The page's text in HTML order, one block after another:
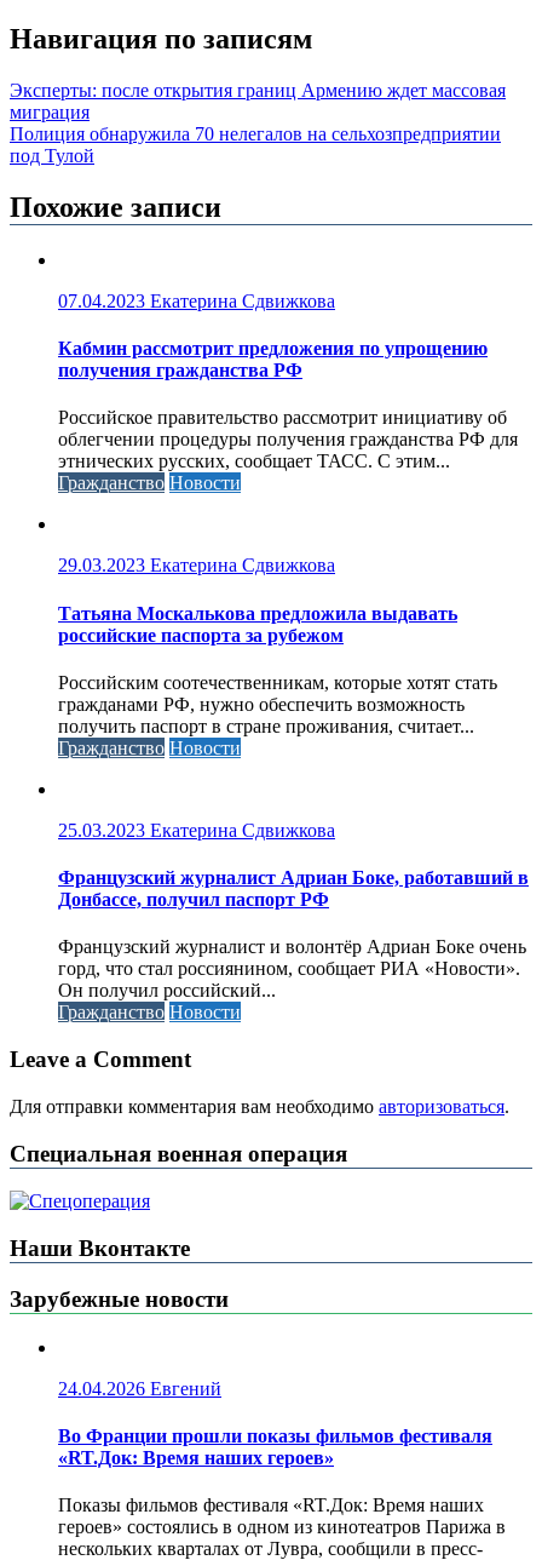
Навигация по записям
Эксперты: после открытия границ Армению ждет массовая
миграция
Полиция обнаружила 70 нелегалов на сельхозпредприятии
под Тулой
Похожие записи
07.04.2023 Екатерина Сдвижкова
Кабмин рассмотрит предложения по упрощению
получения гражданства РФ
Российское правительство рассмотрит инициативу об
облегчении процедуры получения гражданства РФ для
этнических русских, сообщает ТАСС. С этим...
Гражданство Новости
29.03.2023 Екатерина Сдвижкова
Татьяна Москалькова предложила выдавать
российские паспорта за рубежом
Российским соотечественникам, которые хотят стать
гражданами РФ, нужно обеспечить возможность
получить паспорт в стране проживания, считает...
Гражданство Новости
25.03.2023 Екатерина Сдвижкова
Французский журналист Адриан Боке, работавший в
Донбассе, получил паспорт РФ
Французский журналист и волонтёр Адриан Боке очень
горд, что стал россиянином, сообщает РИА «Новости».
Он получил российский...
Гражданство Новости
Leave a Comment
Для отправки комментария вам необходимо авторизоваться.
Специальная военная операция
Наши Вконтакте
Зарубежные новости
24.04.2026 Евгений
Во Франции прошли показы фильмов фестиваля
«RT.Док: Время наших героев»
Показы фильмов фестиваля «RT.Док: Время наших
героев» состоялись в одном из кинотеатров Парижа в
нескольких кварталах от Лувра, сообщили в пресс-